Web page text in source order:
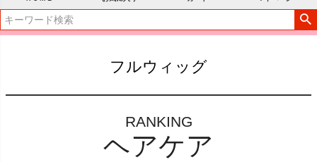
フルウィッグ
RANKING
ヘアケア